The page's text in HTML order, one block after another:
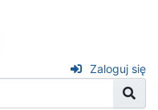
Zaloguj się